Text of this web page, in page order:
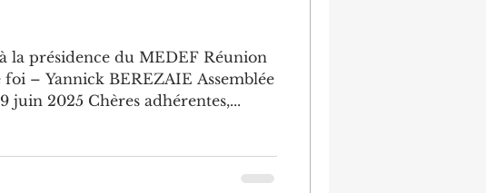
la présidence du MEDEF Réunion
foi – Yannick BEREZAIE Assemblée
générale du 19 juin 2025 Chères adhérentes,...